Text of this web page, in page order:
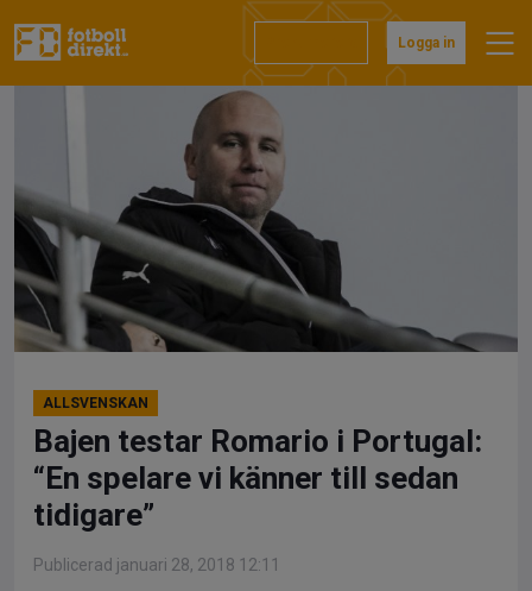
till
Logga in
ALLSVENSKAN
Bajen testar Romario i Portugal:
“En spelare vi känner till sedan
tidigare”
Publicerad januari 28, 2018 12:11